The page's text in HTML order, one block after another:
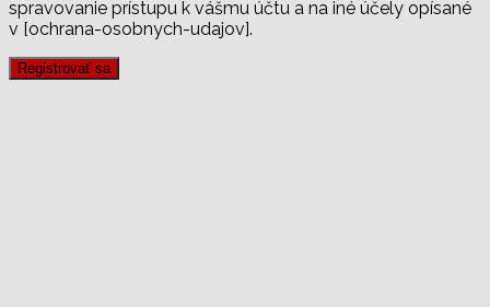
spravovanie prístupu k vášmu účtu a na iné účely opísané
v [ochrana-osobnych-udajov].
Registrovať sa